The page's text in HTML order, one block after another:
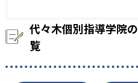
代々木個別指導学院
覧